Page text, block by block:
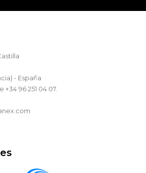
- España
+34 96 251 04 07.